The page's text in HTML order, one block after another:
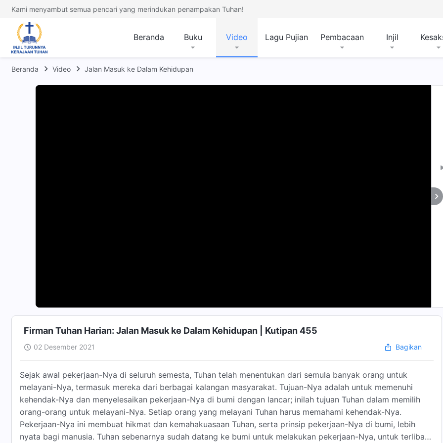
Kami menyambut semua pencari yang merindukan penampakan Tuhan!
Beranda Buku Video Lagu Pujian Pembacaan Injil
Beranda Video Jalan Masuk ke Dalam Kehidupan
Firman Tuhan Harian: Jalan Masuk ke Dalam Kehidupan | Kutipan 455
02 Desember 2021 Bagikan
Sejak awal pekerjaan-Nya di seluruh semesta, Tuhan telah menentukan dari semula banyak orang untuk
melayani-Nya, termasuk mereka dari berbagai kalangan masyarakat. Tujuan-Nya adalah untuk memenuhi
kehendak-Nya dan menyelesaikan pekerjaan-Nya di bumi dengan lancar; inilah tujuan Tuhan dalam memilih
orang-orang untuk melayani-Nya. Setiap orang yang melayani Tuhan harus memahami kehendak-Nya.
Pekerjaan-Nya ini membuat hikmat dan kemahakuasaan Tuhan, serta prinsip pekerjaan-Nya di bumi, lebih
nyata bagi manusia. Tuhan sebenarnya sudah datang ke bumi untuk melakukan pekerjaan-Nya, untuk terlibat